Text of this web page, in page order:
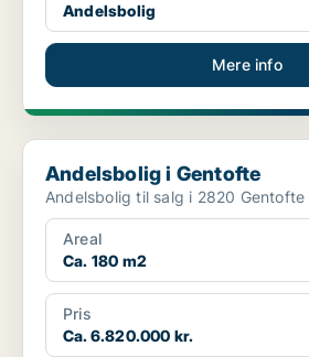
Andelsbolig
Mere info
Andelsbolig i Gentofte
Andelsbolig i Gentofte
Areal
Ca. 180 m2
Pris
Ca. 6.820.000 kr.